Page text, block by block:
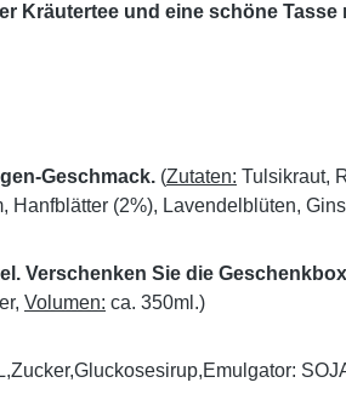
Kräutertee und eine schöne
Geschmack. (Zutaten: Tulsikraut,
(2%), Lavendelblüten,
Verschenken Sie die
Volumen: ca. 350ml.)